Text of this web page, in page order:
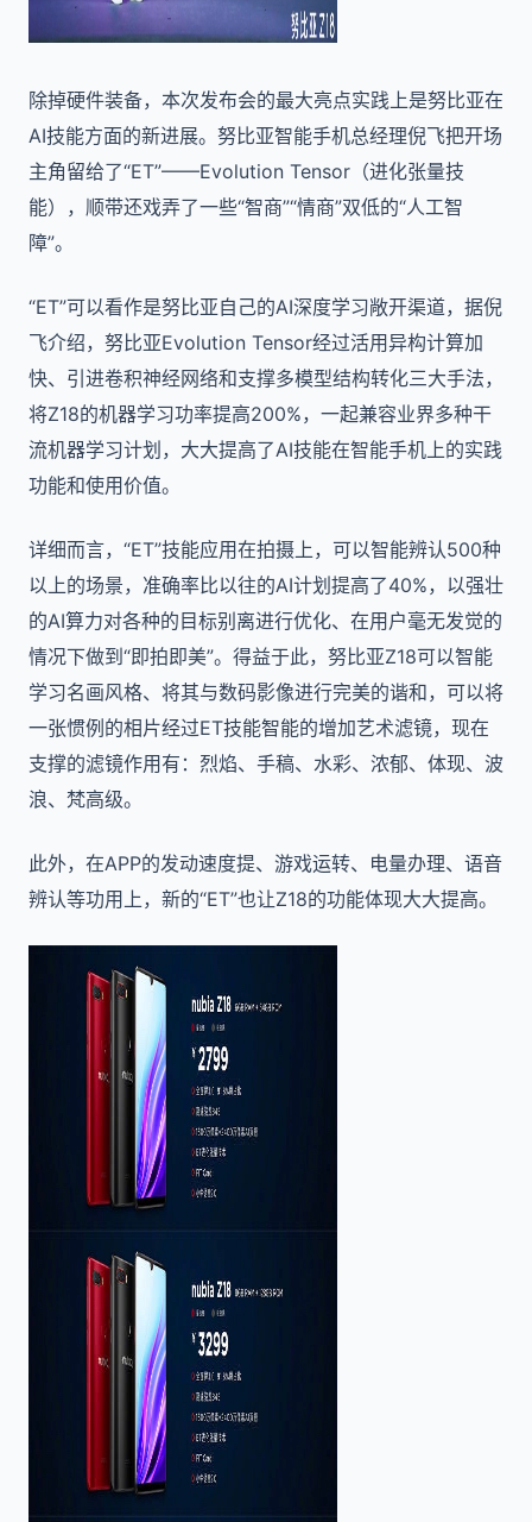
除掉硬件装备，本次发布会的最大亮点实践上是努比亚在
AI技能方面的新进展。努比亚智能手机总经理倪飞把开场
主角留给了“ET”——Evolution Tensor（进化张量技
能），顺带还戏弄了一些“智商”“情商”双低的“人工智
障”。
“ET”可以看作是努比亚自己的AI深度学习敞开渠道，据倪
飞介绍，努比亚Evolution Tensor经过活用异构计算加
快、引进卷积神经网络和支撑多模型结构转化三大手法，
将Z18的机器学习功率提高200%，一起兼容业界多种干
流机器学习计划，大大提高了AI技能在智能手机上的实践
功能和使用价值。
详细而言，“ET”技能应用在拍摄上，可以智能辨认500种
以上的场景，准确率比以往的AI计划提高了40%，以强壮
的AI算力对各种的目标别离进行优化、在用户毫无发觉的
情况下做到“即拍即美”。得益于此，努比亚Z18可以智能
学习名画风格、将其与数码影像进行完美的谐和，可以将
一张惯例的相片经过ET技能智能的增加艺术滤镜，现在
支撑的滤镜作用有：烈焰、手稿、水彩、浓郁、体现、波
浪、梵高级。
此外，在APP的发动速度提、游戏运转、电量办理、语音
辨认等功用上，新的“ET”也让Z18的功能体现大大提高。